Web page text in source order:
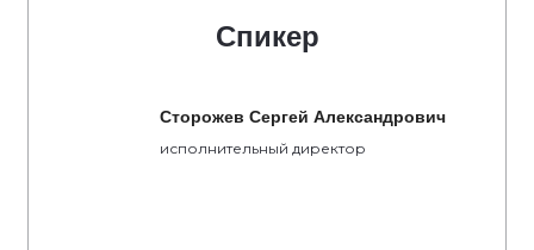
Спикер
Сторожев Сергей Александрович
исполнительный директор